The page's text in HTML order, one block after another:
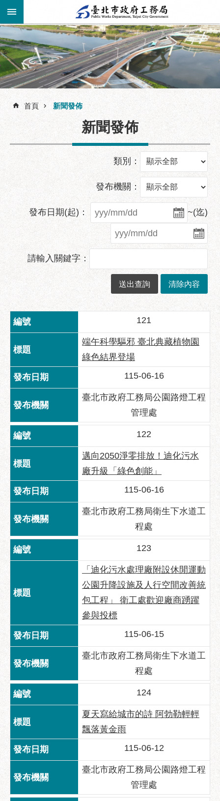
跳到主要內容區塊
進
階
搜
尋
公
告
資
訊
關
介
訊
政
府
訊
公
開
優
良
事
蹟
影
專
區
性
主
流
化
性
騷
擾
防
廉
園
地
服
道
路
挖
資
訊
聯
合
發
首頁 新聞發佈
新聞發佈
類別：
發布機關：
發布日期(起)： ~(迄)
請輸入關鍵字：
121
端午科學驅邪 臺北典藏植物園
綠色結界登場
115-06-16
臺北市政府工務局公園路燈工程
管理處
122
邁向2050淨零排放！迪化污水
廠升級「綠色創能」
115-06-16
臺北市政府工務局衛生下水道工
程處
123
「迪化污水處理廠附設休閒運動
公園升降設施及人行空間改善統
包工程」 衛工處歡迎廠商踴躍
參與投標
115-06-15
臺北市政府工務局衛生下水道工
程處
124
夏天寫給城市的詩 阿勃勒輕輕
飄落黃金雨
115-06-12
臺北市政府工務局公園路燈工程
管理處